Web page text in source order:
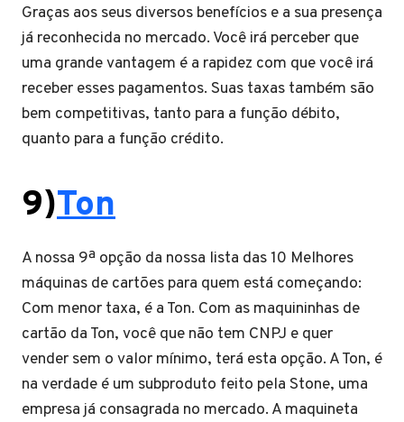
Graças aos seus diversos benefícios e a sua presença
já reconhecida no mercado. Você irá perceber que
uma grande vantagem é a rapidez com que você irá
receber esses pagamentos. Suas taxas também são
bem competitivas, tanto para a função débito,
quanto para a função crédito.
9)Ton
A nossa 9ª opção da nossa lista das 10 Melhores
máquinas de cartões para quem está começando:
Com menor taxa, é a Ton. Com as maquininhas de
cartão da Ton, você que não tem CNPJ e quer
vender sem o valor mínimo, terá esta opção. A Ton, é
na verdade é um subproduto feito pela Stone, uma
empresa já consagrada no mercado. A maquineta